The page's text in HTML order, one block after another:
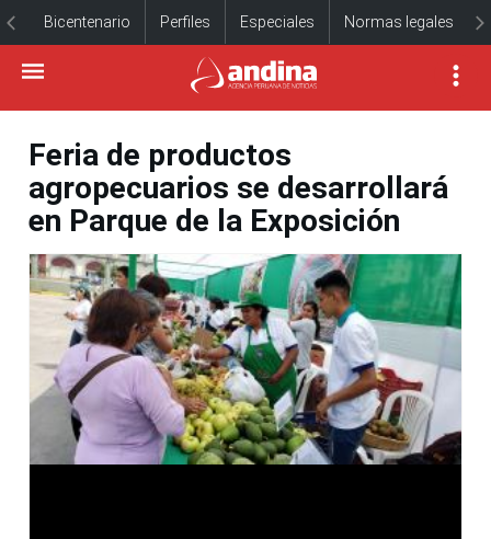
Bicentenario Perfiles Especiales Normas legales
Feria de productos
agropecuarios se desarrollará
en Parque de la Exposición